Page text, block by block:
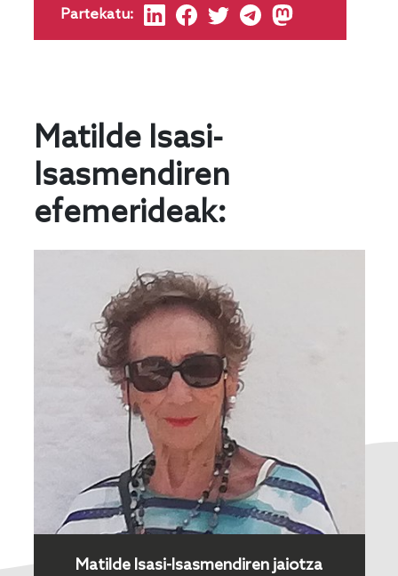
Partekatu:
Matilde Isasi-
Isasmendiren
efemerideak:
Matilde Isasi-Isasmendiren jaiotza